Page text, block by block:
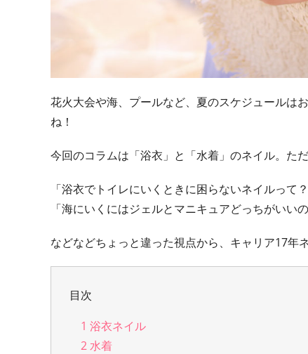
花火大会や海、プールなど、夏のスケジュールは
ね！
今回のコラムは「浴衣」と「水着」のネイル。た
「浴衣でトイレにいくときに困らないネイルって？
「海にいくにはジェルとマニキュアどっちがいいの
などなどちょっと違った視点から、キャリア17年
目次
1 浴衣ネイル
2水着